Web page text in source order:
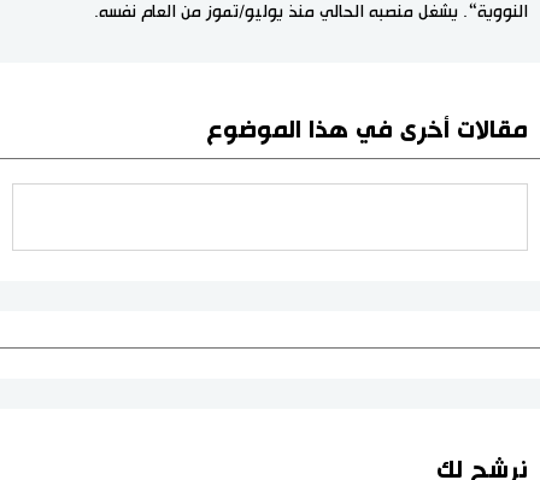
النووية“. يشغل منصبه الحالي منذ يوليو/تموز من العام نفسه.
مقالات أخرى في هذا الموضوع
نرشح لك